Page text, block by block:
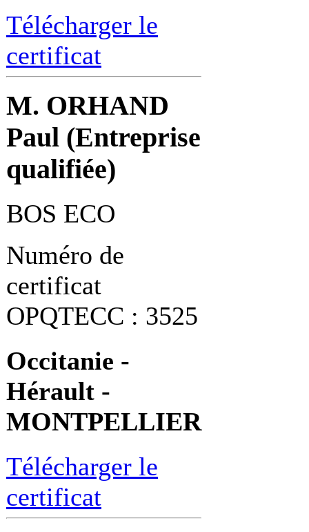
Télécharger le
certificat
M. ORHAND
Paul (Entreprise
qualifiée)
BOS ECO
Numéro de
certificat
OPQTECC : 3525
Occitanie -
Hérault -
MONTPELLIER
Télécharger le
certificat